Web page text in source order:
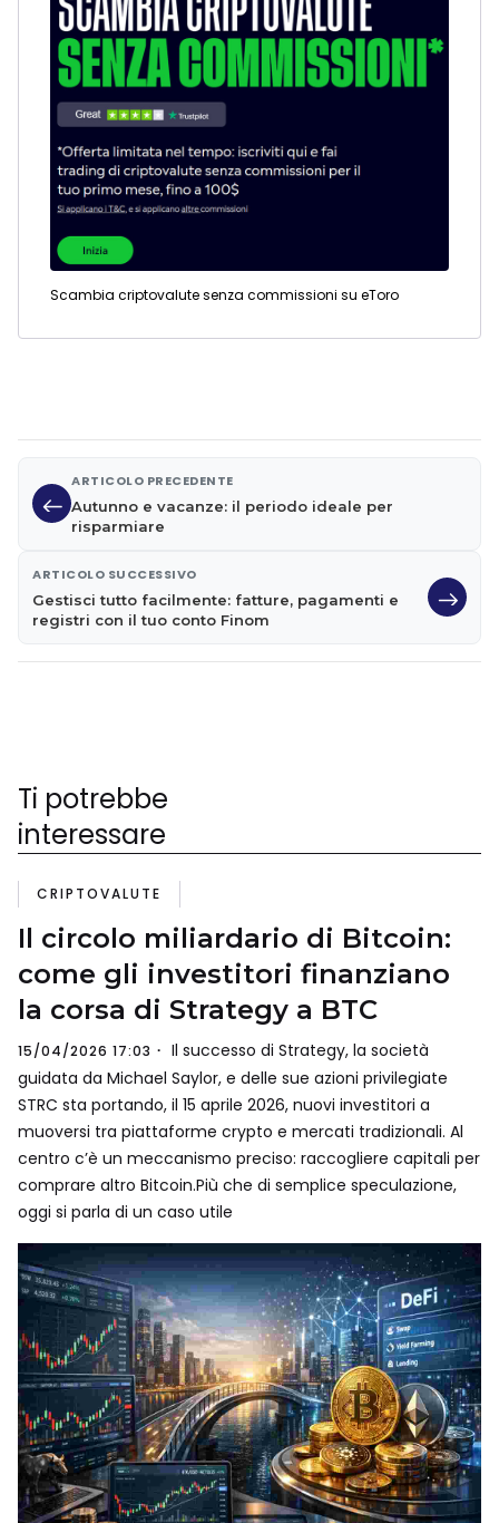
Scambia criptovalute senza commissioni su eToro
ARTICOLO PRECEDENTE
Autunno e vacanze: il periodo ideale per
risparmiare
ARTICOLO SUCCESSIVO
Gestisci tutto facilmente: fatture, pagamenti e
registri con il tuo conto Finom
Ti potrebbe
interessare
CRIPTOVALUTE
Il circolo miliardario di Bitcoin:
come gli investitori finanziano
la corsa di Strategy a BTC
15/04/2026 17:03
Il successo di Strategy, la società
guidata da Michael Saylor, e delle sue azioni privilegiate
STRC sta portando, il 15 aprile 2026, nuovi investitori a
muoversi tra piattaforme crypto e mercati tradizionali. Al
centro c’è un meccanismo preciso: raccogliere capitali per
comprare altro Bitcoin.Più che di semplice speculazione,
oggi si parla di un caso utile